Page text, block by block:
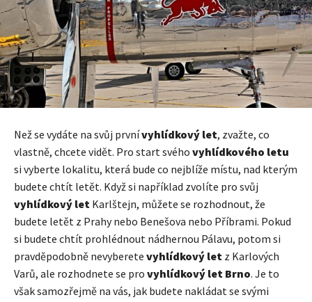
Než se vydáte na svůj prvnívyhlídkový let, zvažte, co
vlastně, chcete vidět. Pro start svého vyhlídkového letu
si vyberte lokalitu, která bude co nejblíže místu, nad kterým
budete chtít letět. Když si například zvolíte pro svůj
vyhlídkový let Karlštejn, můžete se rozhodnout, že
budete letět z Prahy nebo Benešova nebo Příbrami. Pokud
si budete chtít prohlédnout nádhernou Pálavu, potom si
pravděpodobně nevyberete vyhlídkový let z Karlových
Varů, ale rozhodnete se pro vyhlídkový let Brno. Je to
však samozřejmě na vás, jak budete nakládat se svými